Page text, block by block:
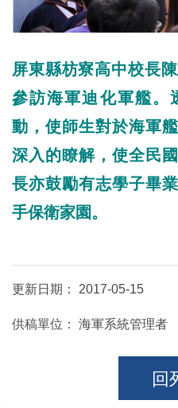
屏東縣枋寮高中校長
參訪海軍迪化軍艦。
動，使師生對於海軍
深入的瞭解，使全民
長亦鼓勵有志學子畢
手保衛家園。
更新日期： 2017-05-15
供稿單位： 海軍系統管理者
回